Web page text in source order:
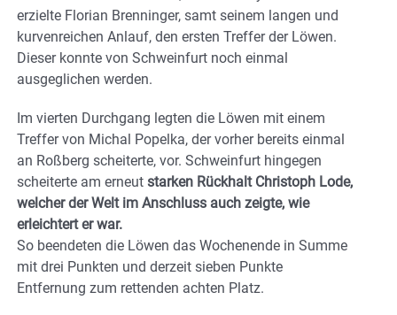
erzielte Florian Brenninger, samt seinem langen und
kurvenreichen Anlauf, den ersten Treffer der Löwen.
Dieser konnte von Schweinfurt noch einmal
ausgeglichen werden.
Im vierten Durchgang legten die Löwen mit einem
Treffer von Michal Popelka, der vorher bereits einmal
an Roßberg scheiterte, vor. Schweinfurt hingegen
scheiterte am erneut starken Rückhalt Christoph Lode,
welcher der Welt im Anschluss auch zeigte, wie
erleichtert er war.
So beendeten die Löwen das Wochenende in Summe
mit drei Punkten und derzeit sieben Punkte
Entfernung zum rettenden achten Platz.